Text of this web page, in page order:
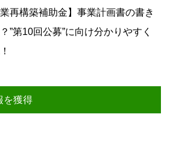
業再構築補助金】事業計画書の書き
”第10回公募”に向け分かりやすく
を獲得